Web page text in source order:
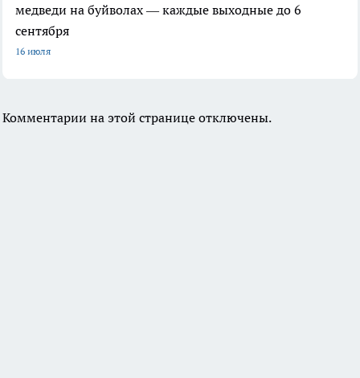
медведи на буйволах — каждые выходные до 6
сентября
16 июля
Комментарии на этой странице отключены.